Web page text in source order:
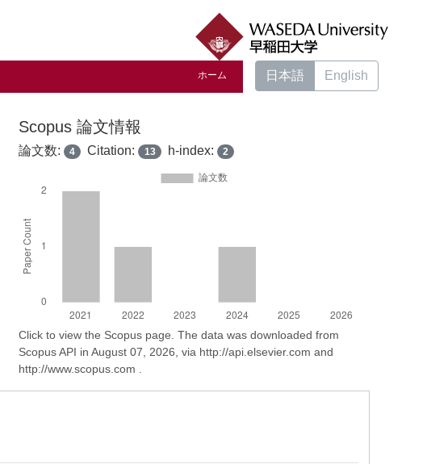
ホーム 日本語 English
Scopus 論文情報
論文数: 4 Citation: 13 h-index: 2
Click to view the Scopus page. The data was downloaded from
Scopus API in August 07, 2026, via http://api.elsevier.com and
http://www.scopus.com .